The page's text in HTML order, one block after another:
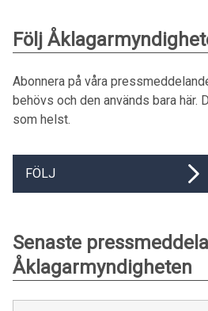
Följ
Abonnera på våra
behövs och den används bara här.
som helst.
FÖLJ
Senaste
Åklagarmyndigheten